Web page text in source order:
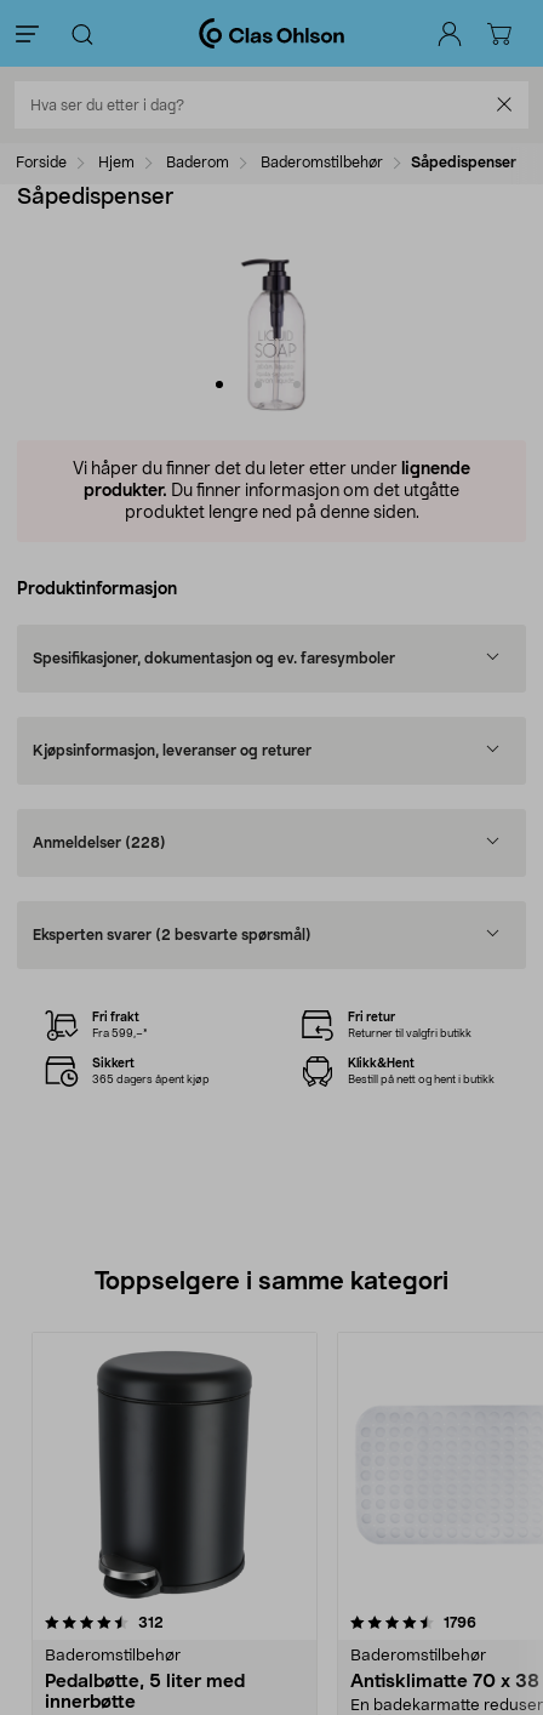
Forside Hjem Baderom Baderomstilbehør Såpedispenser
Såpedispenser
Vi håper du finner det du leter etter under lignende
produkter. Du finner informasjon om det utgåtte
produktet lengre ned på denne siden.
Produktinformasjon
Spesifikasjoner, dokumentasjon og ev. faresymboler
Kjøpsinformasjon, leveranser og returer
Anmeldelser (228)
Eksperten svarer (2 besvarte spørsmål)
Fri frakt
Fra 599,–*
Fri retur
Returner til valgfri butikk
Sikkert
365 dagers åpent kjøp
Klikk&Hent
Bestill på nett og hent i butikk
Toppselgere i samme kategori
312
Baderomstilbehør
Pedalbøtte, 5 liter med
innerbøtte
4.5 av 5 stjerner 1796
Baderomstilbehør
Antisklimatte 70 x 38
En badekarmatte
4.5 av 5 stjerner